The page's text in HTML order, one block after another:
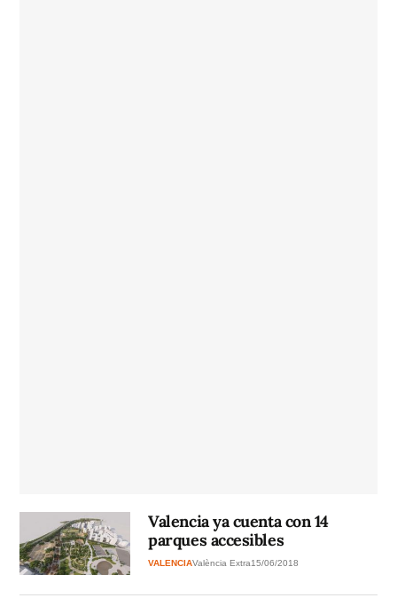
Valencia ya cuenta con 14
parques accesibles
VALENCIAValència Extra15/06/2018